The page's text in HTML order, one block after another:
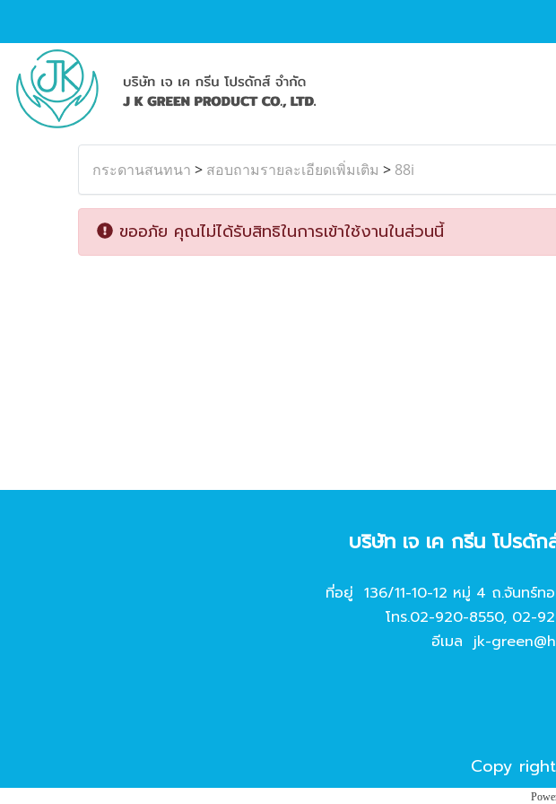
กระดานสนทนา > สอบถามรายละเอียดเพิ่มเติม > 88i
ขออภัย คุณไม่ได้รับสิทธิในการเข้าใช้งานในส่วนนี้
บริษัท เจ เค กรีน โปรดั
ที่อยู่ 136/11-10-12 หมู่ 4 ถ.จันทร์ท
โทร.02-920-8550, 02-
อีเมล jk-
Copy